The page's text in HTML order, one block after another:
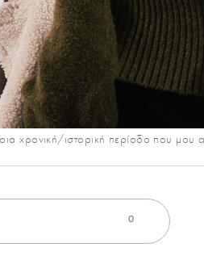
χρονική/ιστορική περίοδο που
0